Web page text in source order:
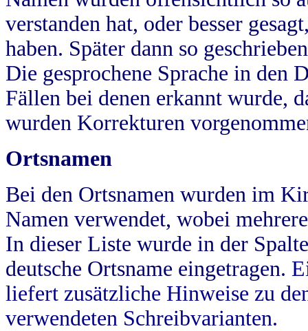
verstanden hat, oder besser
haben. Später dann so
Die gesprochene Sprache in
Fällen bei denen erkannt wurde,
wurden Korrekturen
Ortsnamen
Bei den Ortsnamen wurden im
Namen verwendet, wobei
In dieser Liste wurde in der
deutsche Ortsname eingetragen.
liefert zusätzliche Hinweise zu
verwendeten Schreibvarianten.